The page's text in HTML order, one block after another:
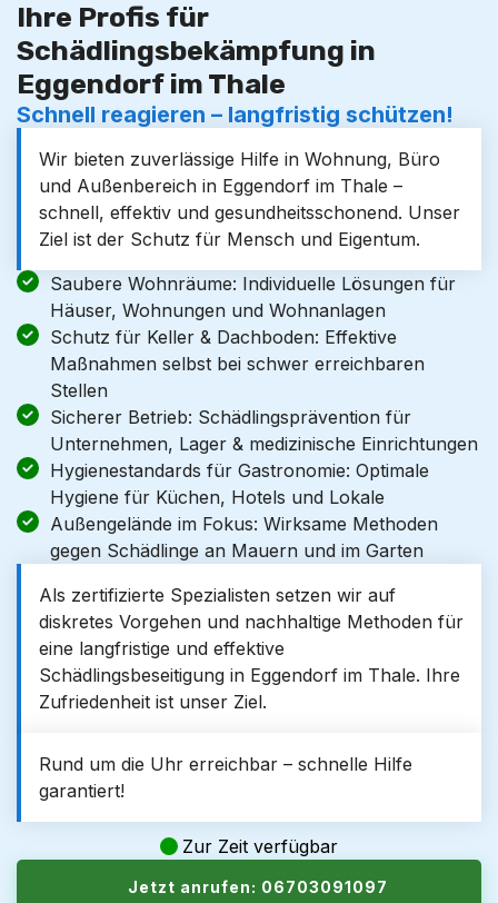
Ihre Profis für
Schädlingsbekämpfung in
Eggendorf im Thale
Schnell reagieren – langfristig schützen!
Wir bieten zuverlässige Hilfe in Wohnung, Büro
und Außenbereich in Eggendorf im Thale –
schnell, effektiv und gesundheitsschonend. Unser
Ziel ist der Schutz für Mensch und Eigentum.
Saubere Wohnräume: Individuelle Lösungen für
Häuser, Wohnungen und Wohnanlagen
Schutz für Keller & Dachboden: Effektive
Maßnahmen selbst bei schwer erreichbaren
Stellen
Sicherer Betrieb: Schädlingsprävention für
Unternehmen, Lager & medizinische Einrichtungen
Hygienestandards für Gastronomie: Optimale
Hygiene für Küchen, Hotels und Lokale
Außengelände im Fokus: Wirksame Methoden
gegen Schädlinge an Mauern und im Garten
Als zertifizierte Spezialisten setzen wir auf
diskretes Vorgehen und nachhaltige Methoden für
eine langfristige und effektive
Schädlingsbeseitigung in Eggendorf im Thale. Ihre
Zufriedenheit ist unser Ziel.
Rund um die Uhr erreichbar – schnelle Hilfe
garantiert!
Zur Zeit verfügbar
Jetzt anrufen: 06703091097